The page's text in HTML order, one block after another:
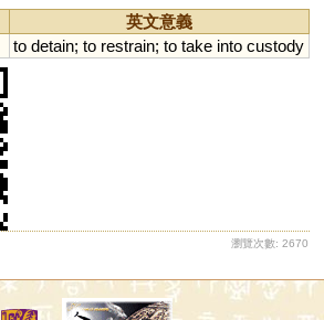
英文意義
to detain; to restrain; to take into custody
瀏覽次數: 2670